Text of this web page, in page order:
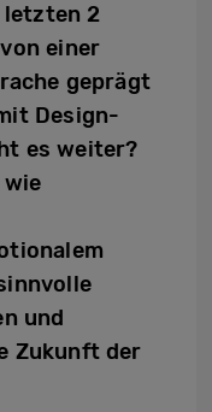
letzten 2
einer
geprägt
Design-
es weiter?
und
Zukunft der